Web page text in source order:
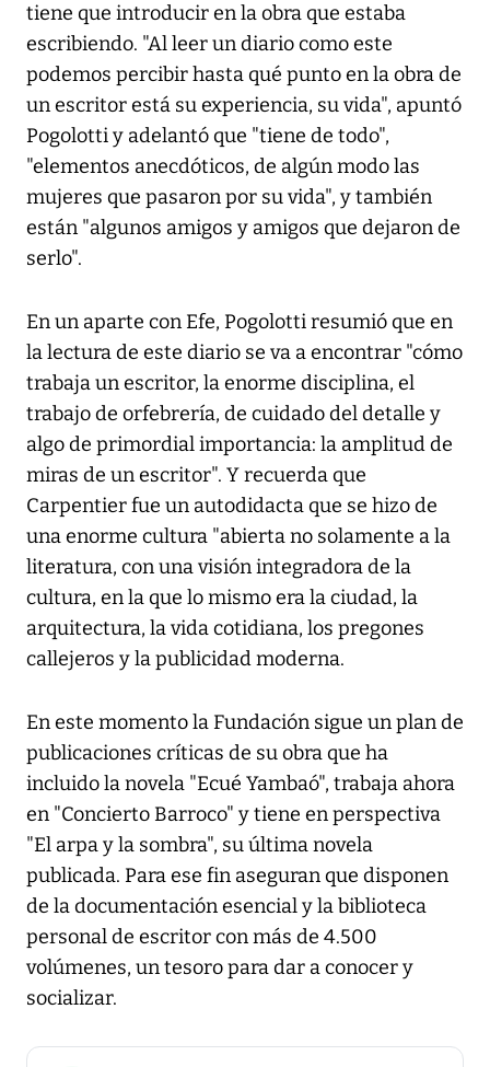
tiene que introducir en la obra que estaba
escribiendo. "Al leer un diario como este
podemos percibir hasta qué punto en la obra de
un escritor está su experiencia, su vida", apuntó
Pogolotti y adelantó que "tiene de todo",
"elementos anecdóticos, de algún modo las
mujeres que pasaron por su vida", y también
están "algunos amigos y amigos que dejaron de
serlo".
En un aparte con Efe, Pogolotti resumió que en
la lectura de este diario se va a encontrar "cómo
trabaja un escritor, la enorme disciplina, el
trabajo de orfebrería, de cuidado del detalle y
algo de primordial importancia: la amplitud de
miras de un escritor". Y recuerda que
Carpentier fue un autodidacta que se hizo de
una enorme cultura "abierta no solamente a la
literatura, con una visión integradora de la
cultura, en la que lo mismo era la ciudad, la
arquitectura, la vida cotidiana, los pregones
callejeros y la publicidad moderna.
En este momento la Fundación sigue un plan de
publicaciones críticas de su obra que ha
incluido la novela "Ecué Yambaó", trabaja ahora
en "Concierto Barroco" y tiene en perspectiva
"El arpa y la sombra", su última novela
publicada. Para ese fin aseguran que disponen
de la documentación esencial y la biblioteca
personal de escritor con más de 4.500
volúmenes, un tesoro para dar a conocer y
socializar.